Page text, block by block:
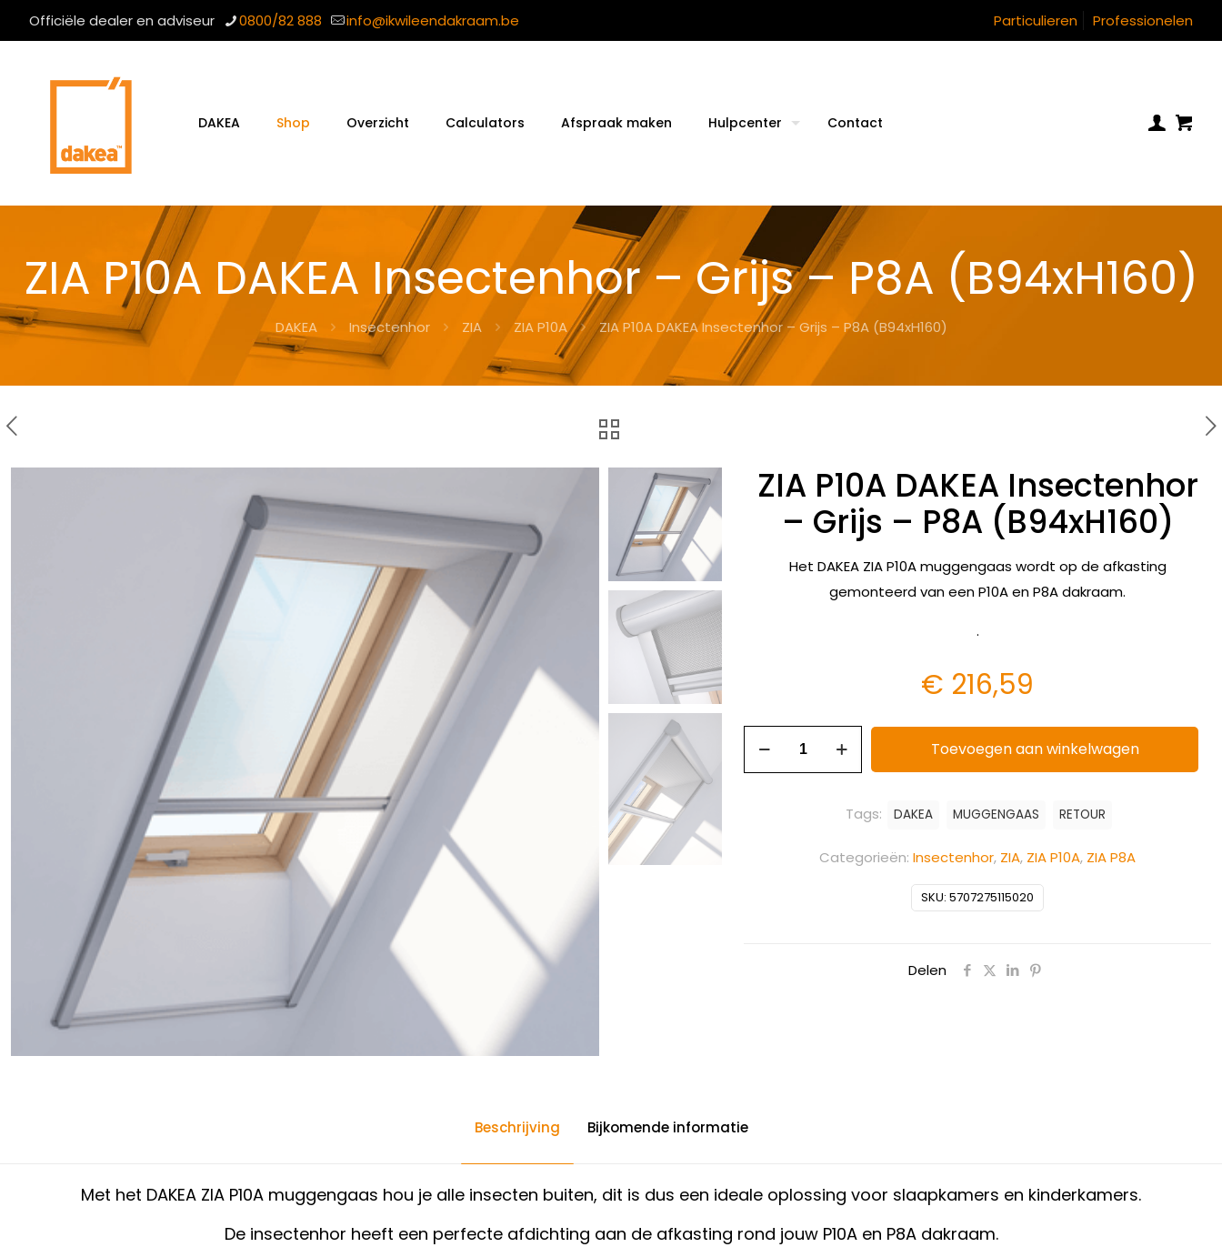
Officiële dealer en adviseur 0800/82 888 info@ikwileendakraam.be Particulieren Professionelen
DAKEA Shop Overzicht Calculators Afspraak maken Hulpcenter Contact
ZIA P10A DAKEA Insectenhor – Grijs – P8A (B94xH160)
DAKEA Insectenhor ZIA ZIA P10A ZIA P10A DAKEA Insectenhor – Grijs – P8A (B94xH160)
ZIA P10A DAKEA Insectenhor
– Grijs – P8A (B94xH160)
Het DAKEA ZIA P10A muggengaas wordt op de afkasting
gemonteerd van een P10A en P8A dakraam.
.
€ 216,59
Toevoegen aan winkelwagen
SKU:5707275115020
Categorieën:Insectenhor, ZIA, ZIA P10A, ZIA P8A
Tags: DAKEA MUGGENGAAS RETOUR
Delen
Beschrijving Bijkomende informatie
Met het DAKEA ZIA P10A muggengaas hou je alle insecten buiten, dit is dus een ideale oplossing voor slaapkamers en kinderkamers.
De insectenhor heeft een perfecte afdichting aan de afkasting rond jouw P10A en P8A dakraam.